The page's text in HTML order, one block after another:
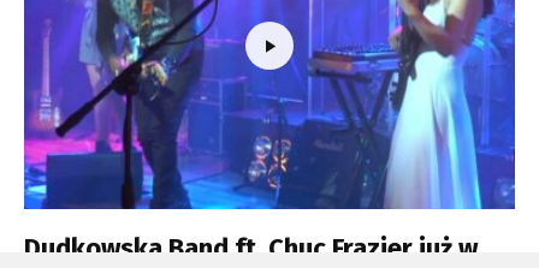
Dudkowska Band ft. Chuc Frazier już w